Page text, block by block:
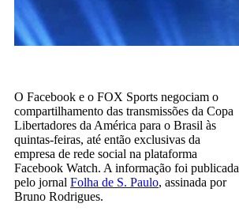
O Facebook e o FOX Sports negociam o
compartilhamento das transmissões da Copa
Libertadores da América para o Brasil às
quintas-feiras, até então exclusivas da
empresa de rede social na plataforma
Facebook Watch. A informação foi publicada
pelo jornal Folha de S. Paulo, assinada por
Bruno Rodrigues.